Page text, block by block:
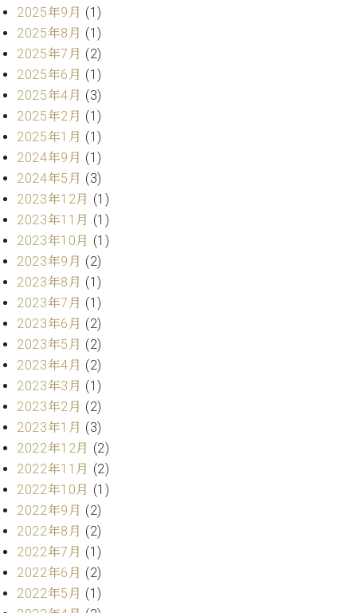
ヴ
ィ
ジ
ョ
ン
C.BECHSTEIN
Digital(ベ
ヒ
シ
ュ
タ
イ
ン
デ
ジ
タ
ル)
紹
介
展示
情報
【ユ
ーロ
ピア
ノ特
選中
古】
イ
ベ
ン
ト
情
八
王
子
工
房
ロ
グ
ア
ク
セ
ス
問
い
合
わ
せ
2025年9月 (1)
2025年8月 (1)
2025年7月 (2)
2025年6月 (1)
2025年4月 (3)
2025年2月 (1)
2025年1月 (1)
2024年9月 (1)
2024年5月 (3)
2023年12月 (1)
2023年11月 (1)
2023年10月 (1)
2023年9月 (2)
2023年8月 (1)
2023年7月 (1)
2023年6月 (2)
2023年5月 (2)
2023年4月 (2)
2023年3月 (1)
2023年2月 (2)
2023年1月 (3)
2022年12月 (2)
2022年11月 (2)
2022年10月 (1)
2022年9月 (2)
2022年8月 (2)
2022年7月 (1)
2022年6月 (2)
2022年5月 (1)